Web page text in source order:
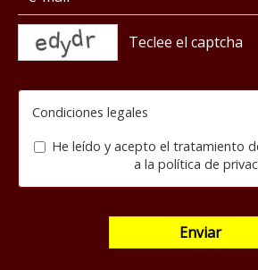
Condiciones legales
He leído y acepto el tratamiento
a la política de
Enviar